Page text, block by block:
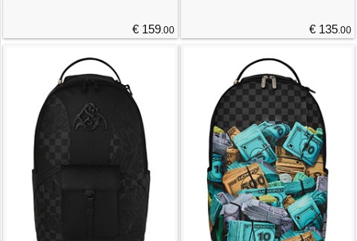
€ 159.00 € 135.00